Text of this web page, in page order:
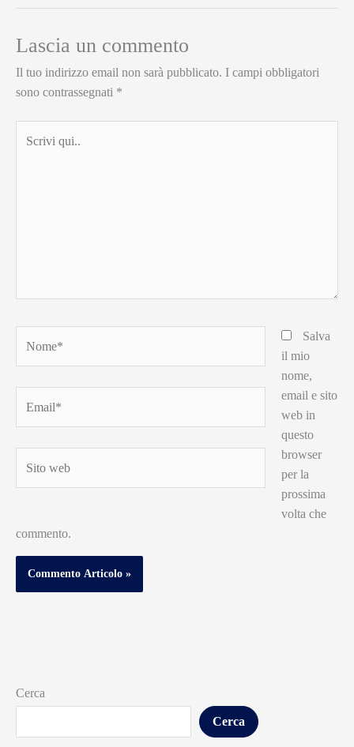
Lascia un commento
Il tuo indirizzo email non sarà pubblicato. I campi obbligatori
sono contrassegnati *
qui..
web
Salva
il mio
nome,
email e sito
web in
questo
browser
per la
prossima
volta che
commento.
Cerca
Cerca